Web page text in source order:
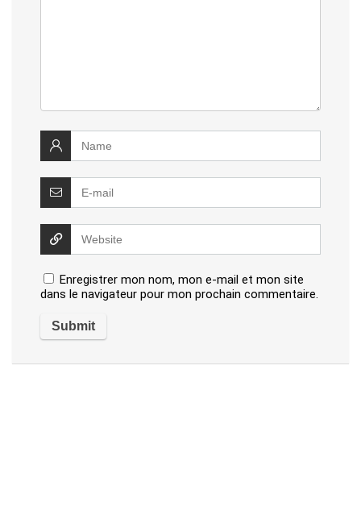
Enregistrer mon nom, mon e-mail et mon site
dans le navigateur pour mon prochain commentaire.